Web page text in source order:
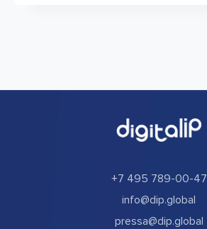
+7 495 789-00-47
info@dip.global
pressa@dip.global